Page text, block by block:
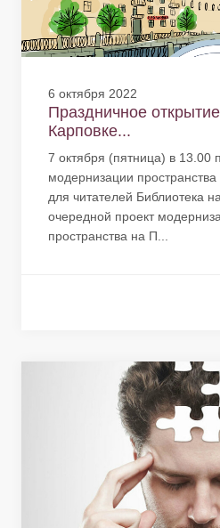
6 октября 2022
Праздничное
Карповке...
7 октября (пятница) в 13.00
модернизации
для читателей Библиотека
очередной проект
пространства на П...